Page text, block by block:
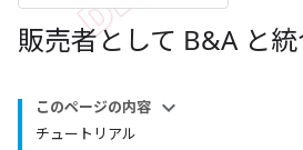
販売者として B&A と
このページの内容
チュートリアル